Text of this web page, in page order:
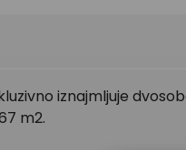
iznajmljuje
m2.